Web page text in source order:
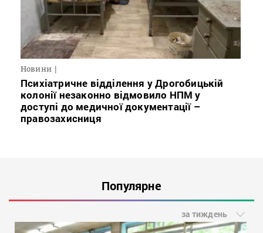
Новини
Психіатричне відділення у Дрогобицькій
колонії незаконно відмовило НПМ у
доступі до медичної документації –
правозахисниця
Популярне
за тиждень